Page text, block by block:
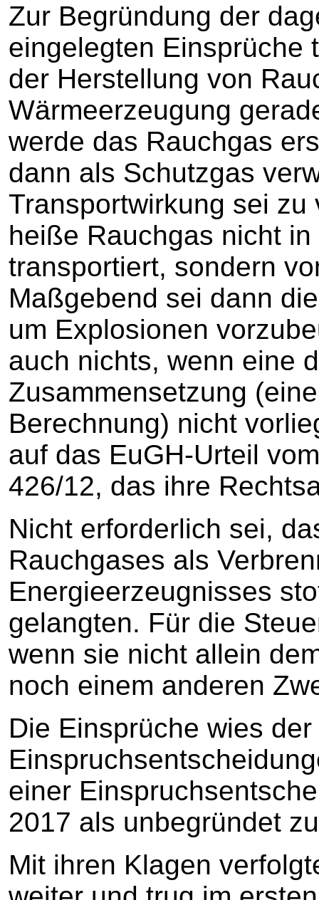
Zur Begründung der
eingelegten Einsprüche
der Herstellung von
Wärmeerzeugung
werde das Rauchgas
dann als Schutzgas
Transportwirkung sei
heiße Rauchgas nicht
transportiert, sondern
Maßgebend sei dann
um Explosionen
auch nichts, wenn eine
Zusammensetzung
Berechnung) nicht
auf das EuGH-Urteil
426/12, das ihre
Nicht erforderlich sei,
Rauchgases als
Energieerzeugnisses
gelangten. Für die
wenn sie nicht allein
noch einem anderen
Die Einsprüche wies
einer
2017 als unbegründet
Mit ihren Klagen